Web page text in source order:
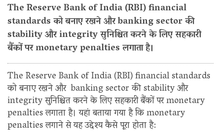
The Reserve Bank of India (RBI) financial
standards को बनाए रखने और banking sector की
stability और integrity सुनिश्चित करने के लिए सहकारी
बैंकों पर monetary penalties लगाता है।
The Reserve Bank of India (RBI) financial standards
को बनाए रखने और banking sector की stability और
integrity सुनिश्चित करने के लिए सहकारी बैंकों पर monetary
penalties लगाता है। यहां बताया गया है कि monetary
penalties लगाने से यह उद्देश्य कैसे पूरा होता है: